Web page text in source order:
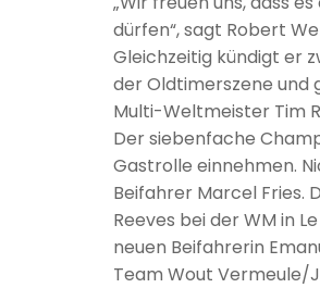
dürfen“, sagt Robert
Gleichzeitig kündigt er
der Oldtimerszene und
Multi-Weltmeister Tim
Der siebenfache
Gastrolle einnehmen.
Beifahrer Marcel Fries.
Reeves bei der WM in
neuen Beifahrerin
Team Wout Vermeule/